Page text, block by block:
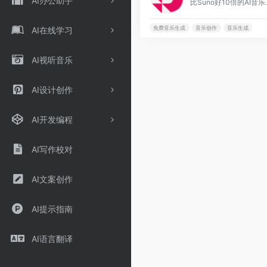
AI在线学习
AI视听音乐
AI设计创作
AI开发编程
AI写作校对
AI文案创作
AI提示指南
AI语言翻译
比
免费音乐生成 音乐创作 音乐生成